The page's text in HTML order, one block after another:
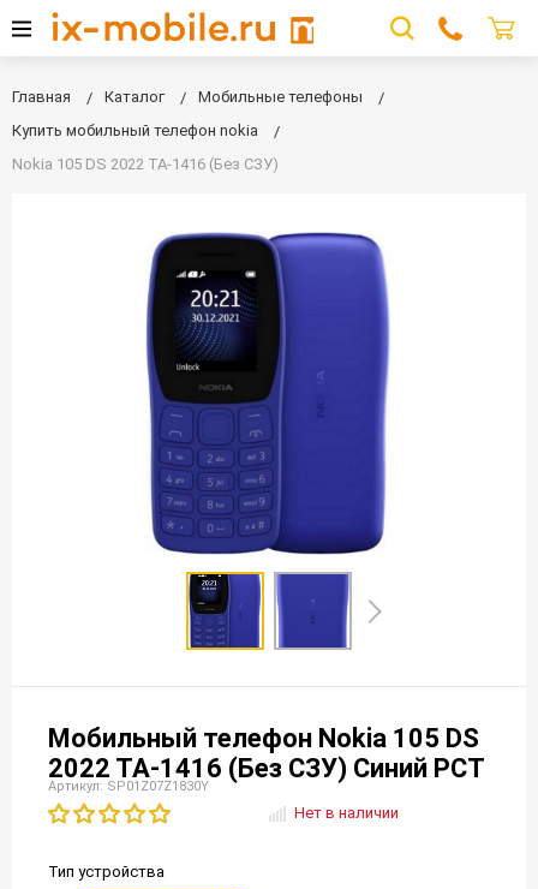
Главная Каталог
Мобильные телефоны
Купить мобильный телефон nokia
Nokia 105 DS 2022 TA-1416 (Без СЗУ)
Мобильный телефон Nokia 105 DS
2022 TA-1416 (Без СЗУ) Синий РСТ
Артикул: SP01Z07Z1830Y
Нет в наличии
Тип устройства